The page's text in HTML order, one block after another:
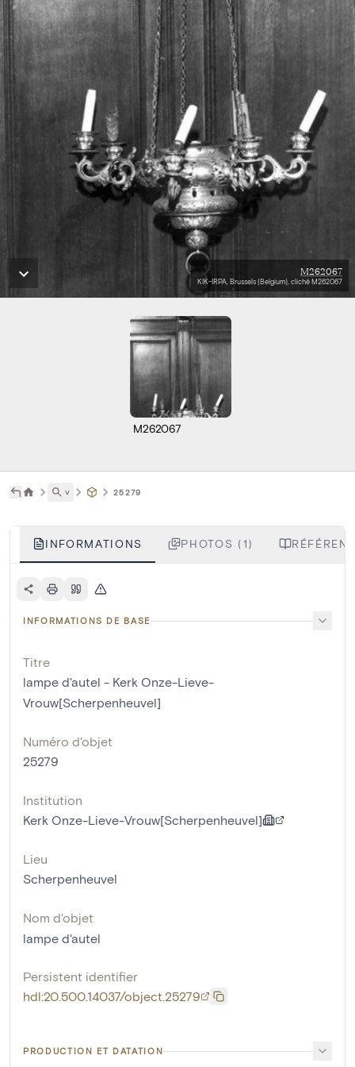
M262067
KIK-IRPA, Brussels (Belgium), cliché M262067
M262067
˅ 25279
INFORMATIONS PHOTOS (1)
INFORMATIONS DE BASE
Titre
lampe d'autel - Kerk Onze-Lieve-
Vrouw[Scherpenheuvel]
Numéro d'objet
25279
Institution
Kerk Onze-Lieve-Vrouw[Scherpenheuvel]
Lieu
Scherpenheuvel
Nom d'objet
lampe d'autel
Persistent identifier
hdl:20.500.14037/object.25279
PRODUCTION ET DATATION